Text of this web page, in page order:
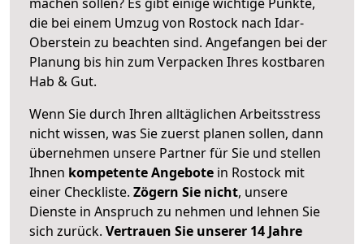
die bei einem Umzug von Rostock nach Idar-
Oberstein zu beachten sind. Angefangen bei der
Planung bis hin zum Verpacken Ihres kostbaren
Hab & Gut.
Wenn Sie durch Ihren alltäglichen Arbeitsstress
nicht wissen, was Sie zuerst planen sollen, dann
übernehmen unsere Partner für Sie und stellen
Ihnen kompetente Angebote in Rostock mit
einer Checkliste. Zögern Sie nicht, unsere
Dienste in Anspruch zu nehmen und lehnen Sie
sich zurück. Vertrauen Sie unserer 14 Jahre